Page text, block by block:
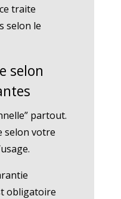
traite
selon le
selon
partout.
selon votre
obligatoire